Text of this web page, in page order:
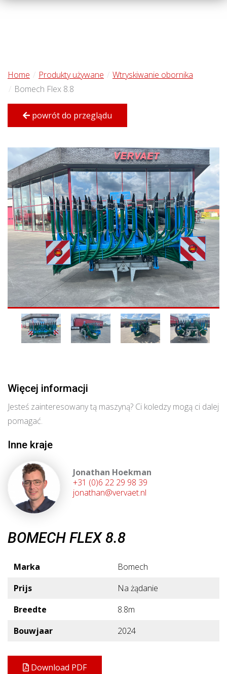
Home Produkty używane
Wtryskiwanie obornika
Bomech Flex 8.8
powrót do przeglądu
Więcej informacji
Jesteś zainteresowany tą maszyną? Ci koledzy mogą ci dalej
pomagać.
Inne kraje
Jonathan Hoekman
+31 (0)6 22 29 98 39
jonathan@vervaet.nl
BOMECH FLEX 8.8
Marka
Bomech
Prijs
Na żądanie
Breedte
8.8m
Bouwjaar
2024
Download PDF